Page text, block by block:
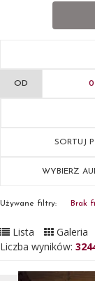
OD
SORTUJ
WYBIERZ
Używane filtry: Brak
Lista Galeria
Liczba wyników: